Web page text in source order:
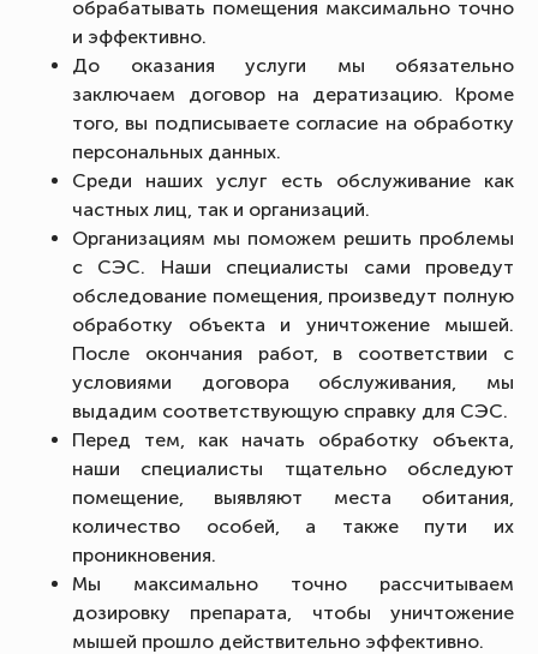
обрабатывать помещения максимально точно
и эффективно.
До оказания услуги мы обязательно
заключаем договор на дератизацию. Кроме
того, вы подписываете согласие на обработку
персональных данных.
Среди наших услуг есть обслуживание как
частных лиц, так и организаций.
Организациям мы поможем решить проблемы
с СЭС. Наши специалисты сами проведут
обследование помещения, произведут полную
обработку объекта и уничтожение мышей.
После окончания работ, в соответствии с
условиями договора обслуживания, мы
выдадим соответствующую справку для СЭС.
Перед тем, как начать обработку объекта,
наши специалисты тщательно обследуют
помещение, выявляют места обитания,
количество особей, а также пути их
проникновения.
Мы максимально точно рассчитываем
дозировку препарата, чтобы уничтожение
мышей прошло действительно эффективно.